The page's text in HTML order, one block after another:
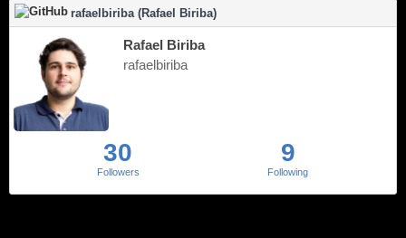
rafaelbiriba (Rafael Biriba)
Rafael Biriba
rafaelbiriba
30
Followers
9
Following